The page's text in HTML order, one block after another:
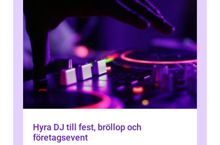
Hyra DJ till fest, bröllop och
företagsevent